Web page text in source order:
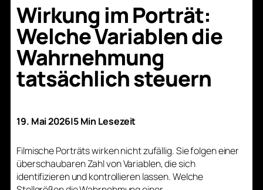
Wirkung im Porträt:
Welche Variablen die
Wahrnehmung
tatsächlich steuern
19. Mai 2026|5 Min Lesezeit
Filmische Porträts wirken nicht zufällig. Sie folgen einer
überschaubaren Zahl von Variablen, die sich
identifizieren und kontrollieren lassen. Welche